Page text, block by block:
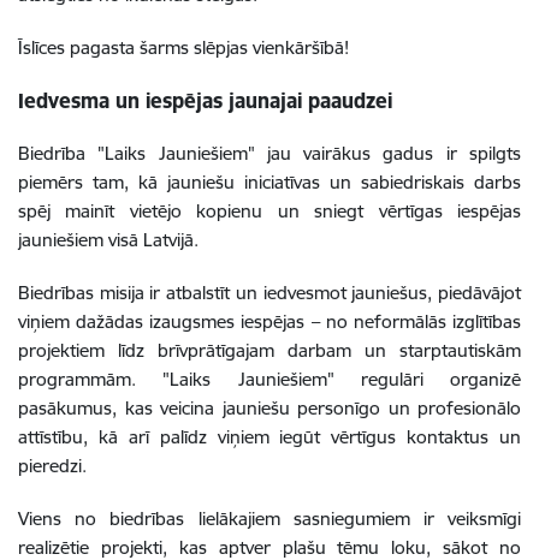
Īslīces pagasta šarms slēpjas vienkāršībā!
Iedvesma un iespējas jaunajai paaudzei
Biedrība "Laiks Jauniešiem" jau vairākus gadus ir spilgts
piemērs tam, kā jauniešu iniciatīvas un sabiedriskais darbs
spēj mainīt vietējo kopienu un sniegt vērtīgas iespējas
jauniešiem visā Latvijā.
Biedrības misija ir atbalstīt un iedvesmot jauniešus, piedāvājot
viņiem dažādas izaugsmes iespējas – no neformālās izglītības
projektiem līdz brīvprātīgajam darbam un starptautiskām
programmām. "Laiks Jauniešiem" regulāri organizē
pasākumus, kas veicina jauniešu personīgo un profesionālo
attīstību, kā arī palīdz viņiem iegūt vērtīgus kontaktus un
pieredzi.
Viens no biedrības lielākajiem sasniegumiem ir veiksmīgi
realizētie projekti, kas aptver plašu tēmu loku, sākot no